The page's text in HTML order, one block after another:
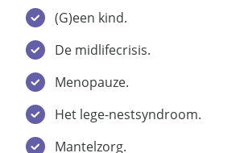
(G)een kind.
De midlifecrisis.
Menopauze.
Het lege-nestsyndroom.
Mantelzorg.